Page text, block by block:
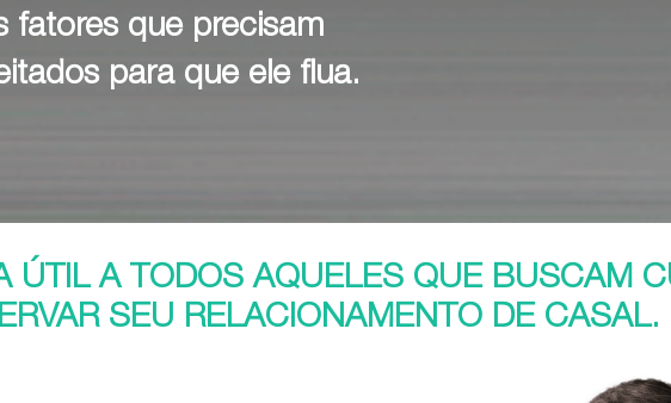
ÚTIL A TODOS AQUELES QUE BUSCAM
SEU RELACIONAMENTO DE CASAL.
fatores que precisam
para que ele flua.